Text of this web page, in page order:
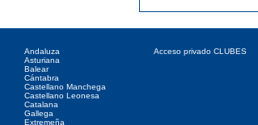
Andaluza
Asturiana
Balear
Cántabra
Castellano Manchega
Castellano Leonesa
Catalana
Gallega
Extremeña
Acceso privado CLUBES